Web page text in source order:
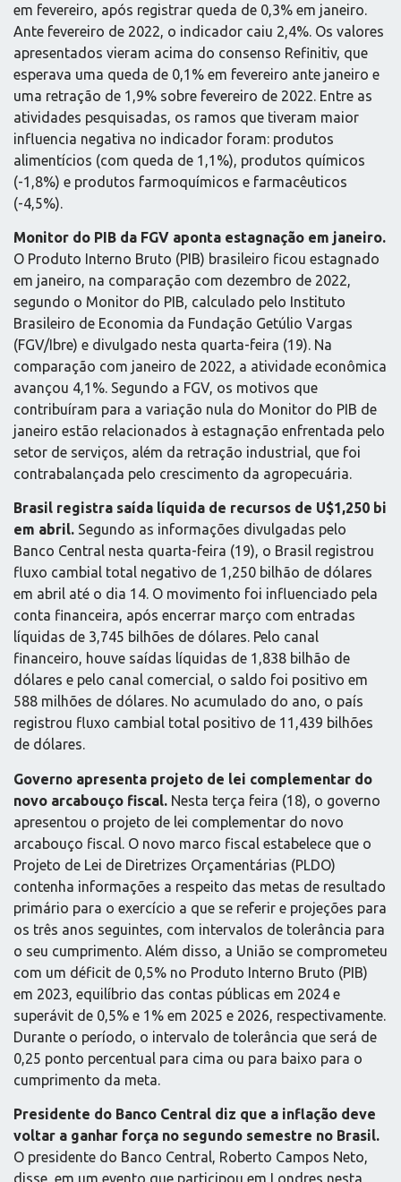
em fevereiro, após registrar queda de 0,3% em janeiro.
Ante fevereiro de 2022, o indicador caiu 2,4%. Os valores
apresentados vieram acima do consenso Refinitiv, que
esperava uma queda de 0,1% em fevereiro ante janeiro e
uma retração de 1,9% sobre fevereiro de 2022. Entre as
atividades pesquisadas, os ramos que tiveram maior
influencia negativa no indicador foram: produtos
alimentícios (com queda de 1,1%), produtos químicos
(-1,8%) e produtos farmoquímicos e farmacêuticos
(-4,5%).
Monitor do PIB da FGV aponta estagnação em janeiro.
O Produto Interno Bruto (PIB) brasileiro ficou estagnado
em janeiro, na comparação com dezembro de 2022,
segundo o Monitor do PIB, calculado pelo Instituto
Brasileiro de Economia da Fundação Getúlio Vargas
(FGV/Ibre) e divulgado nesta quarta-feira (19). Na
comparação com janeiro de 2022, a atividade econômica
avançou 4,1%. Segundo a FGV, os motivos que
contribuíram para a variação nula do Monitor do PIB de
janeiro estão relacionados à estagnação enfrentada pelo
setor de serviços, além da retração industrial, que foi
contrabalançada pelo crescimento da agropecuária.
Brasil registra saída líquida de recursos de U$1,250 bi
em abril. Segundo as informações divulgadas pelo
Banco Central nesta quarta-feira (19), o Brasil registrou
fluxo cambial total negativo de 1,250 bilhão de dólares
em abril até o dia 14. O movimento foi influenciado pela
conta financeira, após encerrar março com entradas
líquidas de 3,745 bilhões de dólares. Pelo canal
financeiro, houve saídas líquidas de 1,838 bilhão de
dólares e pelo canal comercial, o saldo foi positivo em
588 milhões de dólares. No acumulado do ano, o país
registrou fluxo cambial total positivo de 11,439 bilhões
de dólares.
Governo apresenta projeto de lei complementar do
novo arcabouço fiscal. Nesta terça feira (18), o governo
apresentou o projeto de lei complementar do novo
arcabouço fiscal. O novo marco fiscal estabelece que o
Projeto de Lei de Diretrizes Orçamentárias (PLDO)
contenha informações a respeito das metas de resultado
primário para o exercício a que se referir e projeções para
os três anos seguintes, com intervalos de tolerância para
o seu cumprimento. Além disso, a União se comprometeu
com um déficit de 0,5% no Produto Interno Bruto (PIB)
em 2023, equilíbrio das contas públicas em 2024 e
superávit de 0,5% e 1% em 2025 e 2026, respectivamente.
Durante o período, o intervalo de tolerância que será de
0,25 ponto percentual para cima ou para baixo para o
cumprimento da meta.
Presidente do Banco Central diz que a inflação deve
voltar a ganhar força no segundo semestre no Brasil.
O presidente do Banco Central, Roberto Campos Neto,
disse, em um evento que participou em Londres nesta